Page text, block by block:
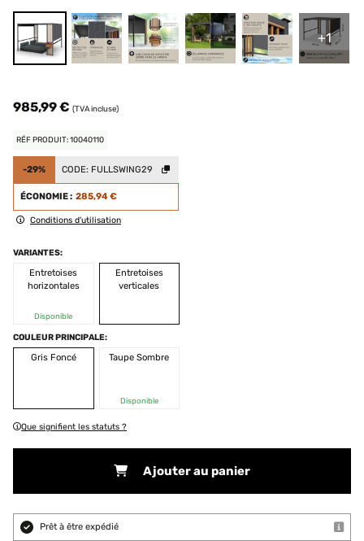
+1
985,99 € (TVA incluse)
RÉF PRODUIT: 10040110
-29% CODE: FULLSWING29
ÉCONOMIE : 285,94 €
Conditions d'utilisation
VARIANTES:
Entretoises
horizontales
Disponible
Entretoises
verticales
COULEUR PRINCIPALE:
Gris Foncé
Taupe Sombre
Disponible
Que signifient les statuts ?
Ajouter au panier
Prêt à être expédié